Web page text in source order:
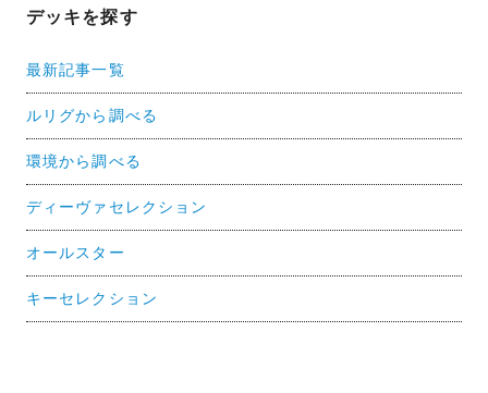
デッキを探す
最新記事一覧
ルリグから調べる
環境から調べる
ディーヴァセレクション
オールスター
キーセレクション